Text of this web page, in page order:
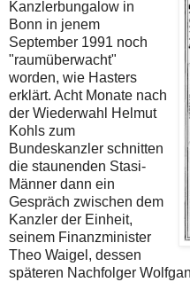
Kanzlerbungalow in
Bonn in jenem
September 1991 noch
"raumüberwacht"
worden, wie Hasters
erklärt. Acht Monate nach
der Wiederwahl Helmut
Kohls zum
Bundeskanzler schnitten
die staunenden Stasi-
Männer dann ein
Gespräch zwischen dem
Kanzler der Einheit,
seinem Finanzminister
Theo Waigel, dessen
späteren Nachfolger